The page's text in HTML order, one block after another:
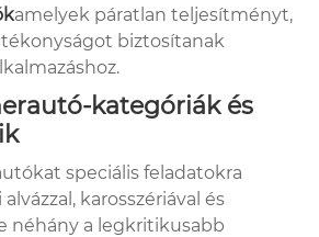
amelyek páratlan teljesítményt,
biztosítanak
kategóriák és
speciális feladatokra
karosszériával és
néhány a legkritikusabb